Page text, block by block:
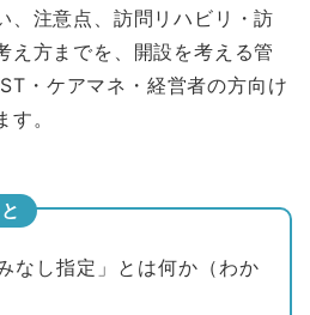
、注意点、訪問リハビリ・訪
え方までを、開設を考える管
・ケアマネ・経営者の方向け
。
なし指定」とは何か（わか